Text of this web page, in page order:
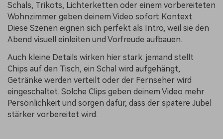
Schals, Trikots, Lichterketten oder einem vorbereiteten
Wohnzimmer geben deinem Video sofort Kontext.
Diese Szenen eignen sich perfekt als Intro, weil sie den
Abend visuell einleiten und Vorfreude aufbauen.
Auch kleine Details wirken hier stark: jemand stellt
Chips auf den Tisch, ein Schal wird aufgehängt,
Getränke werden verteilt oder der Fernseher wird
eingeschaltet. Solche Clips geben deinem Video mehr
Persönlichkeit und sorgen dafür, dass der spätere Jubel
stärker vorbereitet wird.